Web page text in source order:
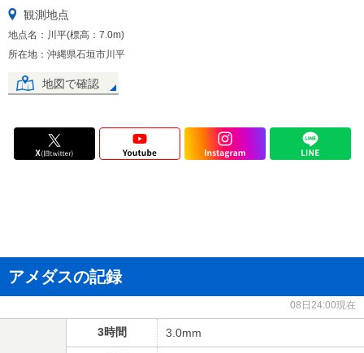
観測地点
地点名：川平(標高：7.0m)
所在地：沖縄県石垣市川平
地図で確認
アメダスの記録
08日24:00現在
3時間 3.0mm